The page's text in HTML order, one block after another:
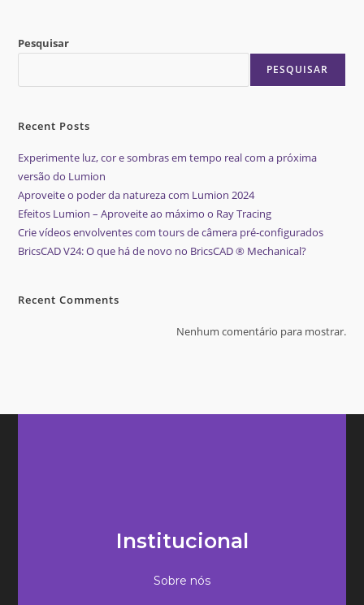
Pesquisar
PESQUISAR
Recent Posts
Experimente luz, cor e sombras em tempo real com a próxima
versão do Lumion
Aproveite o poder da natureza com Lumion 2024
Efeitos Lumion – Aproveite ao máximo o Ray Tracing
Crie vídeos envolventes com tours de câmera pré-configurados
BricsCAD V24: O que há de novo no BricsCAD ® Mechanical?
Recent Comments
Nenhum comentário para mostrar.
Institucional
Sobre nós